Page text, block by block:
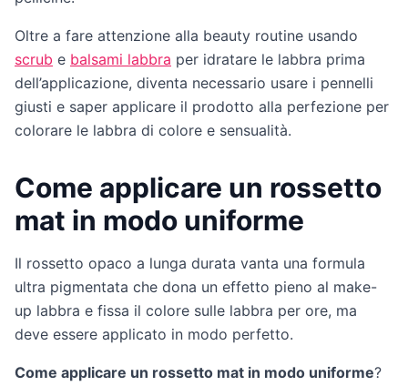
Oltre a fare attenzione alla beauty routine usando
scrub e balsami labbra per idratare le labbra prima
dell’applicazione, diventa necessario usare i pennelli
giusti e saper applicare il prodotto alla perfezione per
colorare le labbra di colore e sensualità.
Come applicare un rossetto
mat in modo uniforme
Il rossetto opaco a lunga durata vanta una formula
ultra pigmentata che dona un effetto pieno al make-
up labbra e fissa il colore sulle labbra per ore, ma
deve essere applicato in modo perfetto.
Come applicare un rossetto mat in modo uniforme?